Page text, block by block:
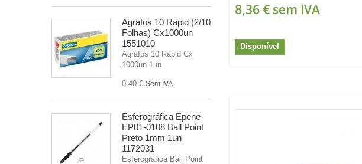
Agrafos 10 Rapid (2/10
Folhas) Cx1000un
1551010
Agrafos 10 Rapid Cx
1000un-1un
0,40 € Sem IVA
Esferográfica Epene
EP01-0108 Ball Point
Preto 1mm 1un
1172031
Esferografica Ball Point
8,36 € sem IVA
Disponível